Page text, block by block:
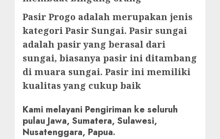
Pasir Progo adalah merupakan jenis
kategori Pasir Sungai. Pasir sungai
adalah pasir yang berasal dari
sungai, biasanya pasir ini ditambang
di muara sungai. Pasir ini memiliki
kualitas yang cukup baik
Kami melayani Pengiriman ke seluruh
pulau Jawa, Sumatera, Sulawesi,
Nusatenggara, Papua.